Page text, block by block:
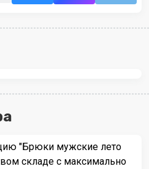
"Брюки мужские лето
складе с максимально